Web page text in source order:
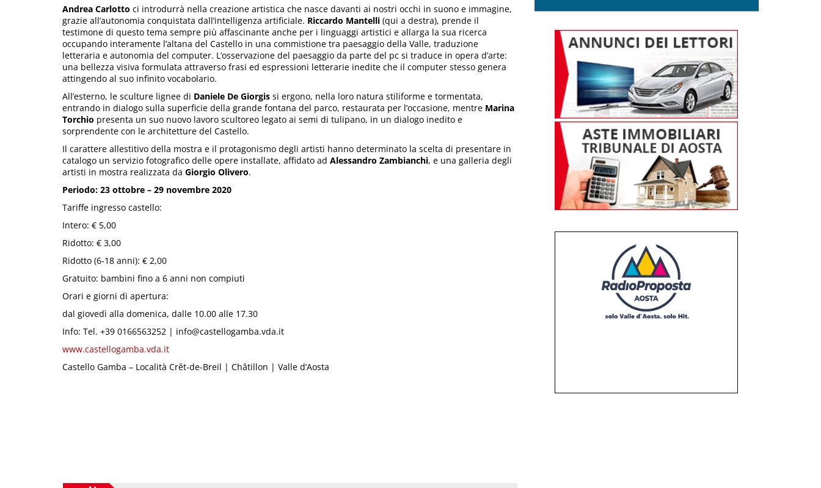
Andrea Carlotto ci introdurrà nella creazione artistica che nasce davanti ai nostri occhi in suono e immagine,
grazie all’autonomia conquistata dall’intelligenza artificiale. Riccardo Mantelli (qui a destra), prende il
testimone di questo tema sempre più affascinante anche per i linguaggi artistici e allarga la sua ricerca
occupando interamente l’altana del Castello in una commistione tra paesaggio della Valle, traduzione
letteraria e autonomia del computer. L’osservazione del paesaggio da parte del pc si traduce in opera d’arte:
una bellezza visiva formulata attraverso frasi ed espressioni letterarie inedite che il computer stesso genera
attingendo al suo infinito vocabolario.
All’esterno, le sculture lignee di Daniele De Giorgis si ergono, nella loro natura stiliforme e tormentata,
entrando in dialogo sulla superficie della grande fontana del parco, restaurata per l’occasione, mentre Marina
Torchio presenta un suo nuovo lavoro scultoreo legato ai semi di tulipano, in un dialogo inedito e
sorprendente con le architetture del Castello.
Il carattere allestitivo della mostra e il protagonismo degli artisti hanno determinato la scelta di presentare in
catalogo un servizio fotografico delle opere installate, affidato ad Alessandro Zambianchi, e una galleria degli
artisti in mostra realizzata da Giorgio Olivero.
Periodo: 23 ottobre – 29 novembre 2020
Tariffe ingresso castello:
Intero: € 5,00
Ridotto: € 3,00
Ridotto (6-18 anni): € 2,00
Gratuito: bambini fino a 6 anni non compiuti
Orari e giorni di apertura:
dal giovedì alla domenica, dalle 10.00 alle 17.30
Info: Tel. +39 0166563252 | info@castellogamba.vda.it
www.castellogamba.vda.it
Castello Gamba – Località Crêt-de-Breil | Châtillon | Valle d’Aosta